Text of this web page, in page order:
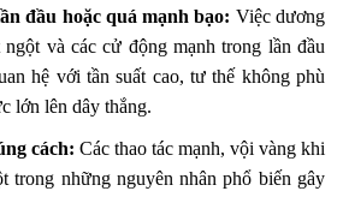
đầu hoặc quá mạnh bạo: Việc dương
và các cử động mạnh trong lần đầu
hệ với tần suất cao, tư thế không phù
lớn lên dây thắng.
cách: Các thao tác mạnh, vội vàng khi
trong những nguyên nhân phổ biến gây